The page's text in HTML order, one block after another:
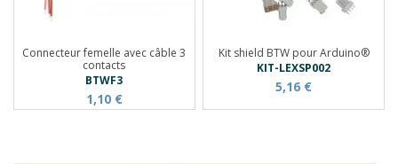
Connecteur femelle avec câble 3
contacts
BTWF3
1,10 €
Kit shield BTW pour Arduino®
KIT-LEXSP002
5,16 €